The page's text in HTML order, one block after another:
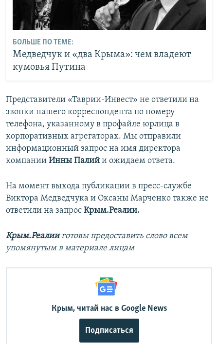
БОЛЬШЕ ПО ТЕМЕ:
Медведчук и «два Крыма»: чем владеют
кумовья Путина
Представители «Таврии-Инвест» не ответили на
звонки нашего корреспондента по номеру
телефона, указанному в профайле юрлица в
корпоративных агрегаторах. Мы отправили
информационный запрос на имя директора
компании Инны Палий и ожидаем ответа.
На момент выхода публикации в пресс-службе
Виктора Медведчука и Оксаны Марченко также не
ответили на запрос Крым.Реалии.
Крым.Реалииготовы предоставить слово всем
упомянутым в материале лицам
Крым, читай нас в Google News
Подписаться